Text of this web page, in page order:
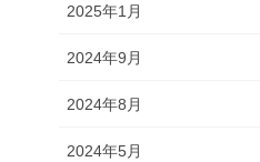
2025年1月
2024年9月
2024年8月
2024年5月